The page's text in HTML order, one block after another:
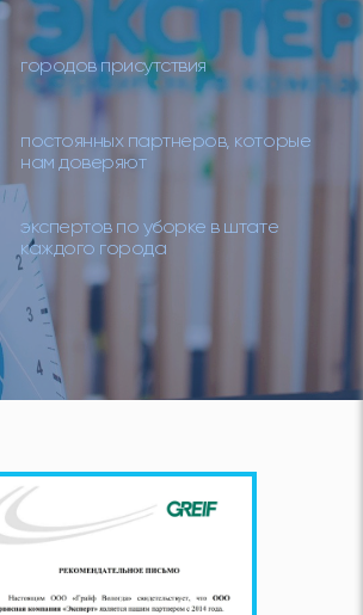
городов присутствия
постоянных партнеров, которые
нам доверяют
экспертов по уборке в штате
каждого города